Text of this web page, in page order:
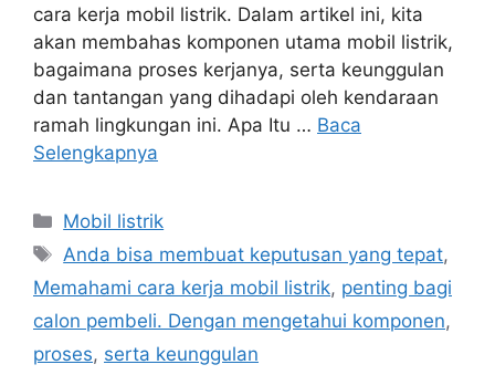
cara kerja mobil listrik. Dalam artikel ini, kita
akan membahas komponen utama mobil listrik,
bagaimana proses kerjanya, serta keunggulan
dan tantangan yang dihadapi oleh kendaraan
ramah lingkungan ini. Apa Itu … Baca
Selengkapnya
Kategori
Mobil listrik
Tag
Anda bisa membuat keputusan yang tepat,
Memahami cara kerja mobil listrik, penting bagi
calon pembeli. Dengan mengetahui komponen,
proses, serta keunggulan